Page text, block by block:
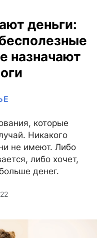
деньги:
назначают
которые
Никакого
не имеют. Либо
либо хочет,
денег.